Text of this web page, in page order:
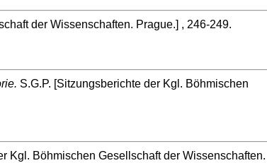
der Wissenschaften. Prague.] , 246-249.
S.G.P. [Sitzungsberichte der Kgl. Böhmischen
Kgl. Böhmischen Gesellschaft der Wissenschaften.